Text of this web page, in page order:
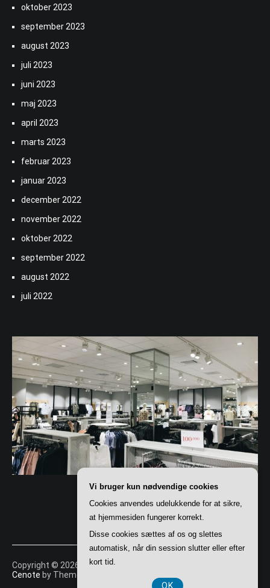
oktober 2023
september 2023
august 2023
juli 2023
juni 2023
maj 2023
april 2023
marts 2023
februar 2023
januar 2023
december 2022
november 2022
oktober 2022
september 2022
august 2022
juli 2022
Copyright © 2026 Shoppingportalen
Cenote by ThemeGrill. Powered by
Vi bruger kun nødvendige cookies
Cookies anvendes udelukkende for at sikre,
at hjemmesiden fungerer korrekt.
Disse cookies sættes af os og slettes
automatisk, når din session slutter eller efter
kort tid.
OK